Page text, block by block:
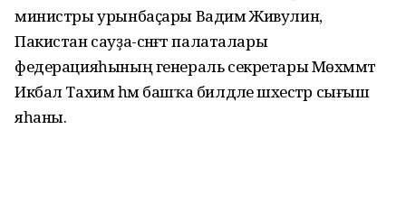
министры урын­баҫары Вадим Живулин,
Пакистан сауҙа-сәнәғәт палаталары
федерацияһының генераль секретары Мөхәммәт
Икбал Тахим һәм башҡа билдәле шәхестәр сығыш
яһаны.